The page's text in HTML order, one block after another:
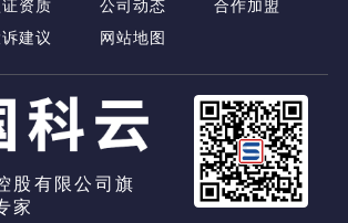
资质 公司动态
合作加盟
建议 网站地图
股有限公司旗
家